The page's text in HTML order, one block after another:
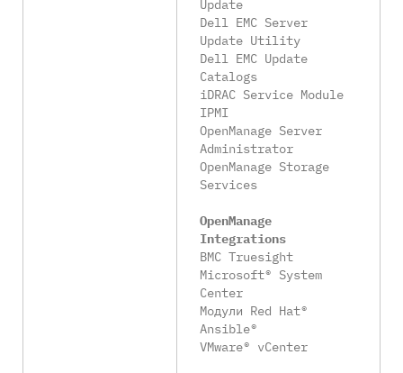
Update
Dell EMC Server
Update Utility
Dell EMC Update
Catalogs
iDRAC Service Module
IPMI
OpenManage Server
Administrator
OpenManage Storage
Services
OpenManage
Integrations
BMC Truesight
Microsoft® System
Center
Модули Red Hat®
Ansible®
VMware® vCenter